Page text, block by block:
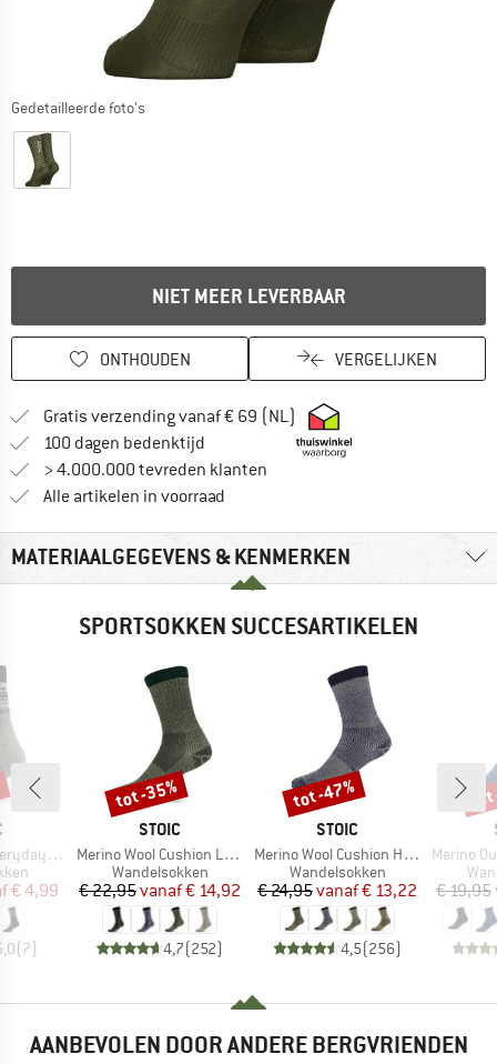
Gedetailleerde foto's
NIET MEER LEVERBAAR
ONTHOUDEN VERGELIJKEN
Gratis verzending vanaf € 69 (NL) Vind hier de
100 dagen bedenktijd Vind de betalingsinformatie hier!
> 4.000.000 tevreden klanten
Alle artikelen in voorraad
MATERIAALGEGEVENS & KENMERKEN
SPORTSOKKEN SUCCESARTIKELEN
Socks
prijs
€ 4,99
(7)
MERK
STOIC
Artikel
Merino Wool Cushion Light Socks
Productgroep
Wandelsokken
Prijs
€ 22,95 Verlaagde prijs
vanaf€ 14,92
4,7(252)
Korting
tot -35%
MERK
STOIC
Artikel
Merino Wool Cushion Heavy Socks
Productgroep
Wandelsokken
Prijs
€ 24,95 Verlaagde prijs
vanaf€ 13,22
4,5(256)
Korting
tot -47%
Artikel
Merino
€ 19,95
AANBEVOLEN DOOR ANDERE BERGVRIENDEN